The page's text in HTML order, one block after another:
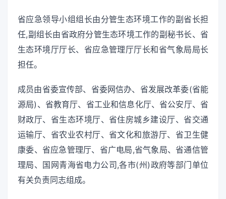
省应急领导小组组长由分管生态环境工作的副省长担
任,副组长由省政府分管生态环境工作的副秘书长、省
生态环境厅厅长、省应急管理厅厅长和省气象局局长
担任。
成员由省委宣传部、省委网信办、省发展改革委(省能
源局)、省教育厅、省工业和信息化厅、省公安厅、省
财政厅、省生态环境厅、省住房城乡建设厅、省交通
运输厅、省农业农村厅、省文化和旅游厅、省卫生健
康委、省应急管理厅、省广电局,省气象局、省通信管
理局、国网青海省电力公司,各市(州)政府等部门单位
有关负责同志组成。